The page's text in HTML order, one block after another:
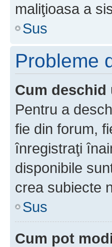
maliţioasa a
Sus
Probleme
Cum
Pentru a
fie din forum,
înregistraţi
disponibile
crea subiecte
Sus
Cum pot